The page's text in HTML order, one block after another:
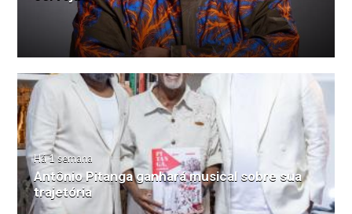
Há 1 semana
Antônio Pitanga ganhará musical sobre sua
trajetória